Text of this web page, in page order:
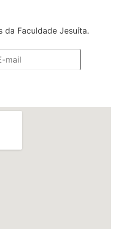
da Faculdade Jesuíta.